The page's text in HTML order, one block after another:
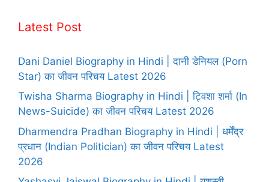
Latest Post
Dani Daniel Biography in Hindi | दानी डेनियल (Porn
Star) का जीवन परिचय Latest 2026
Twisha Sharma Biography in Hindi | ट्विशा शर्मा (In
News-Suicide) का जीवन परिचय Latest 2026
Dharmendra Pradhan Biography in Hindi | धर्मेंद्र
प्रधान (Indian Politician) का जीवन परिचय Latest
2026